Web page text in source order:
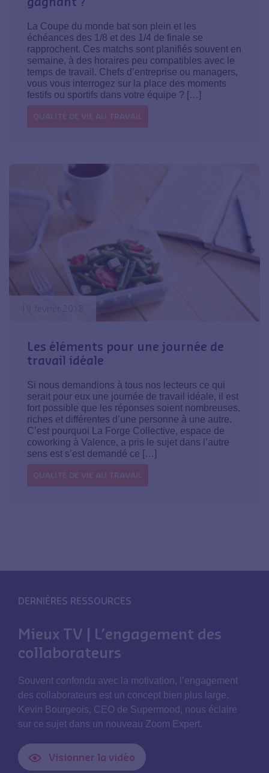
La Coupe du monde bat son plein et les
échéances des 1/8 et des 1/4 de finale se
rapprochent. Ces matchs sont planifiés souvent en
semaine, à des horaires peu compatibles avec le
temps de travail. Chefs d’entreprise ou managers,
vous vous interrogez sur la place des moments
festifs ou sportifs dans votre équipe ? […]
QUALITÉ DE VIE AU TRAVAIL
19 février 2018
Les éléments pour une journée de
travail idéale
Si nous demandions à tous nos lecteurs ce qui
serait pour eux une journée de travail idéale, il est
fort possible que les réponses soient nombreuses,
riches et différentes d’une personne à une autre.
C’est pourquoi La Forge Collective, espace de
coworking à Valence, a pris le sujet dans l’autre
sens est s’est demandé ce […]
QUALITÉ DE VIE AU TRAVAIL
DERNIÈRES RESSOURCES
Mieux TV | L’engagement des
collaborateurs
Souvent confondu avec la motivation, l’engagement
des collaborateurs est un concept bien plus large.
Kevin Bourgeois, CEO de Supermood, nous éclaire
sur ce sujet dans un nouveau Zoom Expert.
Visionner la vidéo